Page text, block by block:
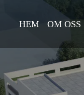
HEM OM OSS